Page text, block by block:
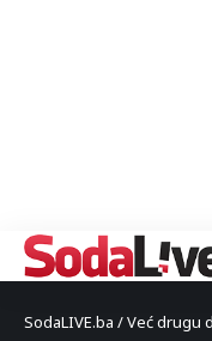
SodaLIVE.ba / Već drugu